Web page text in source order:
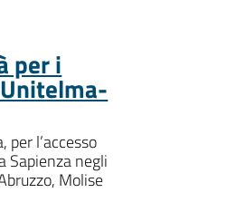
per i
per l’accesso
Sapienza negli
Molise